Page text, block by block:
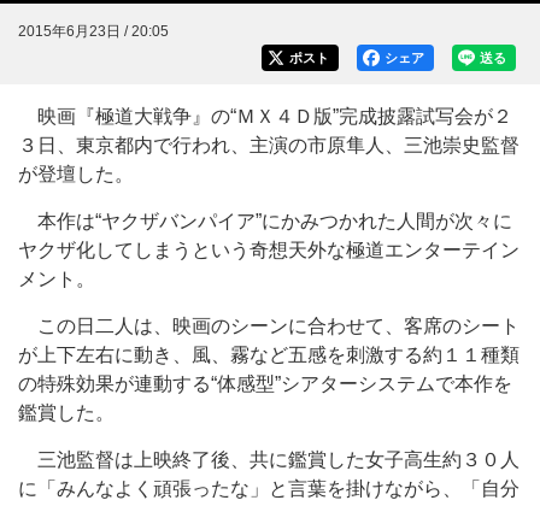
2015年6月23日 / 20:05
送る
シェア
ポスト
映画『極道大戦争』の“ＭＸ４Ｄ版”完成披露試写会が２
３日、東京都内で行われ、主演の市原隼人、三池崇史監督
が登壇した。
本作は“ヤクザバンパイア”にかみつかれた人間が次々に
ヤクザ化してしまうという奇想天外な極道エンターテイン
メント。
この日二人は、映画のシーンに合わせて、客席のシート
が上下左右に動き、風、霧など五感を刺激する約１１種類
の特殊効果が連動する“体感型”シアターシステムで本作を
鑑賞した。
三池監督は上映終了後、共に鑑賞した女子高生約３０人
に「みんなよく頑張ったな」と言葉を掛けながら、「自分